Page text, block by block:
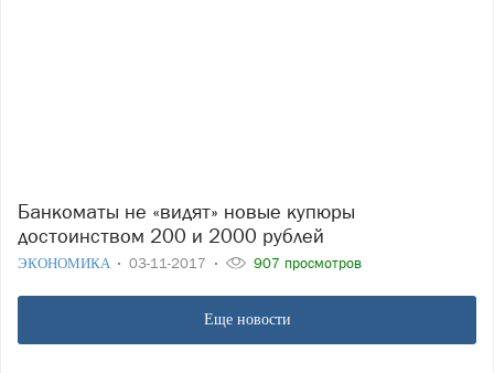
Банкоматы не «видят» новые купюры
достоинством 200 и 2000 рублей
ЭКОНОМИКА 03-11-2017 907 просмотров
Еще новости